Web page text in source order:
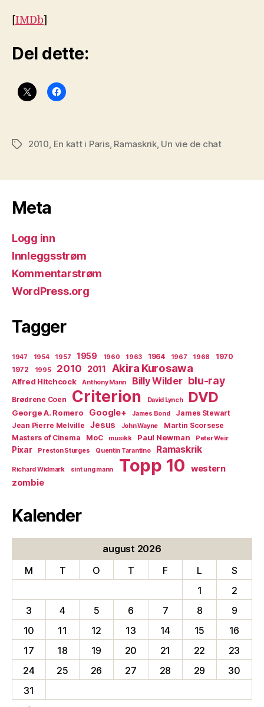
[IMDb]
Del dette:
Stikkord
2010 En katt i Paris, Ramaskrik, Un vie de chat
Meta
Logg inn
Innleggsstrøm
Kommentarstrøm
WordPress.org
Tagger
1947 1954 1957 1959 1960 1963 1964 1967 1968
1970
1972
1995 2010 2011 Akira Kurosawa
Alfred Hitchcock Anthony Mann Billy Wilder blu-ray
Brødrene Coen Criterion David Lynch DVD
George A. Romero Google+ James Bond
James Stewart
Jean Pierre Melville
Jesus John Wayne
Martin Scorsese
Masters of Cinema
MoC musikk Paul Newman Peter Weir
Pixar Preston Sturges Quentin Tarantino Ramaskrik
Richard Widmark sint ung mann Topp 10
western
zombie
Kalender
august 2026
M
T O T F L
S
1
2
3
4 5 6 7 8
9
10
11 12 13 14 15
16
17
18 19 20 21 22
23
24
25 26 27 28 29
30
31